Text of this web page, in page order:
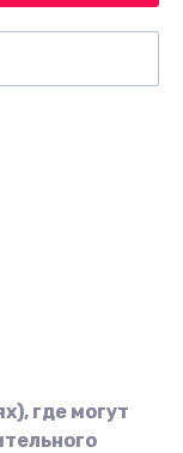
где могут